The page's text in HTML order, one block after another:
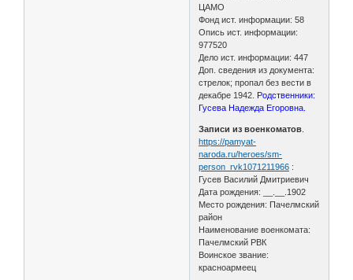
ЦАМО
Фонд ист. информации: 58
Опись ист. информации:
977520
Дело ист. информации: 447
Доп. сведения из документа:
стрелок; пропал без вести в
декабре 1942. Родственники:
Гусева Надежда Егоровна.
Записи из военкоматов
https://pamyat-
naroda.ru/heroes/sm-
person_rvk1071211966 :
Гусев Василий Дмитриевич
Дата рождения: __.__.1902
Место рождения: Пачелмский
район
Наименование военкомата:
Пачелмский РВК
Воинское звание:
красноармеец